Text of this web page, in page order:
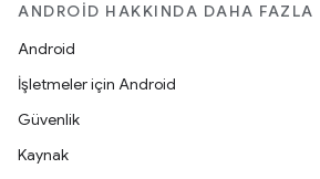
ANDROID HAKKINDA DAHA FAZLA
Android
İşletmeler için Android
Güvenlik
Kaynak